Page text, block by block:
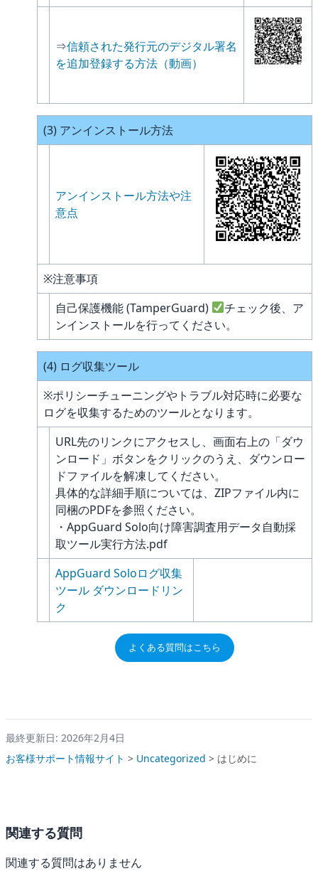
⇒信頼された発行元のデジタル署名
を追加登録する方法（動画）
(3) アンインストール方法
アンインストール方法や注
意点
※注意事項
自己保護機能 (TamperGuard)
チェック後、ア
ンインストールを行ってください。
(4) ログ収集ツール
※ポリシーチューニングやトラブル対応時に必要な
ログを収集するためのツールとなります。
URL先のリンクにアクセスし、画面右上の「ダウ
ンロード」ボタンをクリックのうえ、ダウンロー
ドファイルを解凍してください。
具体的な詳細手順については、ZIPファイル内に
同梱のPDFを参照ください。
・AppGuard Solo向け障害調査用データ自動採
取ツール実行方法.pdf
AppGuard Soloログ収集
ツール ダウンロードリン
ク
よくある質問はこちら
最終更新日: 2026年2月4日
お客様サポート情報サイト > Uncategorized > はじめに
関連する質問
関連する質問はありません